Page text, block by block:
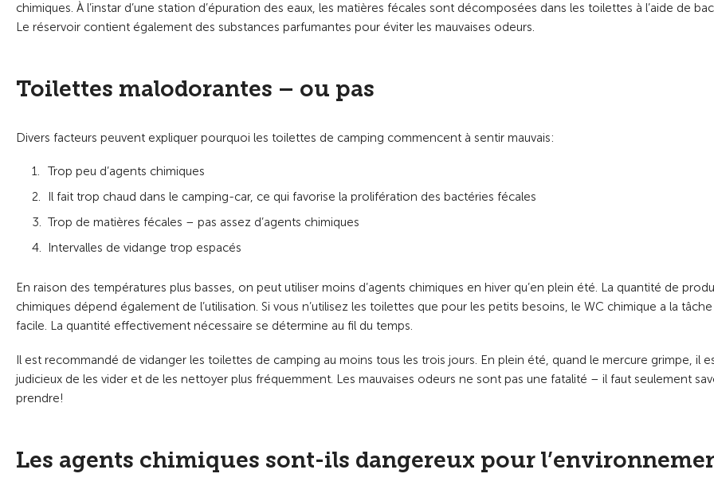
chimiques. À l’instar d’une station d’épuration des eaux, les matières fécales sont décomposées dans les toilettes à l’aide de
Le réservoir contient également des substances parfumantes pour éviter les mauvaises odeurs.
Toilettes malodorantes – ou pas
Divers facteurs peuvent expliquer pourquoi les toilettes de camping commencent à sentir mauvais:
Trop peu d’agents chimiques
Il fait trop chaud dans le camping-car, ce qui favorise la prolifération des bactéries fécales
Trop de matières fécales – pas assez d’agents chimiques
Intervalles de vidange trop espacés
En raison des températures plus basses, on peut utiliser moins d’agents chimiques en hiver qu’en plein été. La quantité de
chimiques dépend également de l’utilisation. Si vous n’utilisez les toilettes que pour les petits besoins, le WC chimique a la
facile. La quantité effectivement nécessaire se détermine au fil du temps.
Il est recommandé de vidanger les toilettes de camping au moins tous les trois jours. En plein été, quand le mercure grimpe, il
judicieux de les vider et de les nettoyer plus fréquemment. Les mauvaises odeurs ne sont pas une fatalité – il faut seulement
prendre!
Les agents chimiques sont-ils dangereux pour